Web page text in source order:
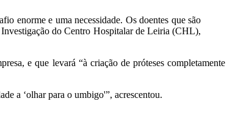
enorme e uma necessidade. Os doentes que são
do Centro Hospitalar de Leiria (CHL),
e que levará “à criação de próteses completamente
a ‘olhar para o umbigo'”, acrescentou.